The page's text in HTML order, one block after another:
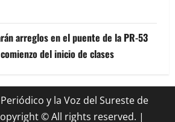
arreglos en el puente de la PR-53
del inicio de clases
Periódico y la Voz del Sureste de
© All rights reserved. |